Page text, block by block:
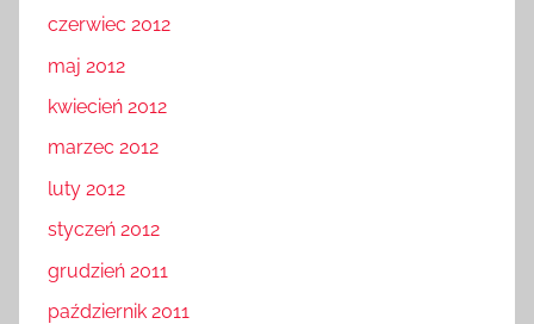
czerwiec 2012
maj 2012
kwiecień 2012
marzec 2012
luty 2012
styczeń 2012
grudzień 2011
październik 2011